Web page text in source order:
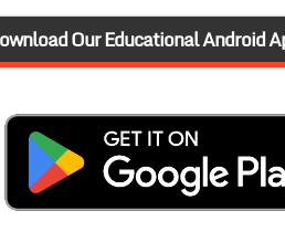
Our Educational Android